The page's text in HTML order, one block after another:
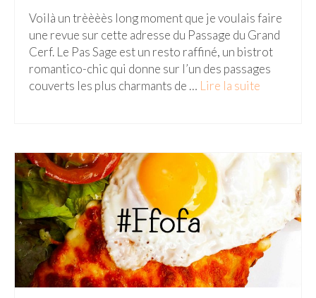
Cameron Highlands
Penang
Singapour
Baie d’Halong
Hanoi
Hué
Mai Chau
Mu Cang Chai
Voilà un trèèèès long moment que je voulais faire
une revue sur cette adresse du Passage du Grand
Cerf. Le Pas Sage est un resto raffiné, un bistrot
romantico-chic qui donne sur l’un des passages
couverts les plus charmants de … Lire la suite­­